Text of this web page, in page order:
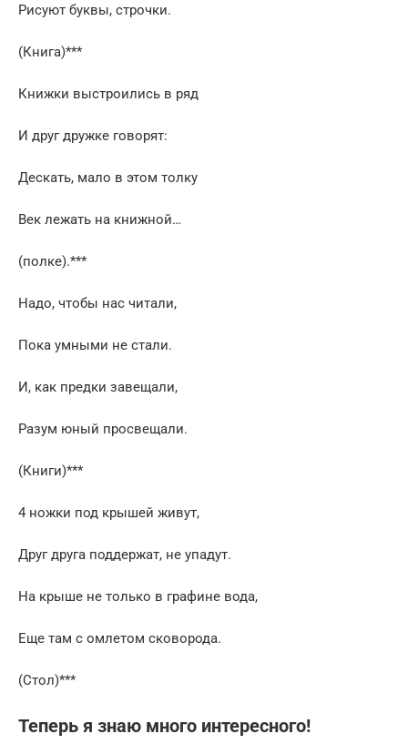
Рисуют буквы, строчки.
(Книга)***
Книжки выстроились в ряд
И друг дружке говорят:
Дескать, мало в этом толку
Век лежать на книжной…
(полке).***
Надо, чтобы нас читали,
Пока умными не стали.
И, как предки завещали,
Разум юный просвещали.
(Книги)***
4 ножки под крышей живут,
Друг друга поддержат, не упадут.
На крыше не только в графине вода,
Еще там с омлетом сковорода.
(Стол)***
Теперь я знаю много интересного!